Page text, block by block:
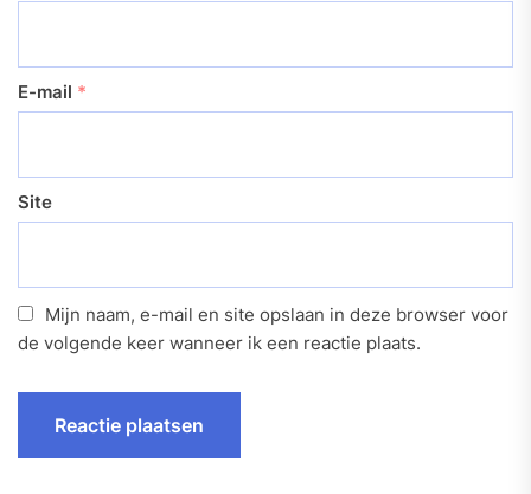
E-mail *
Site
Mijn naam, e-mail en site opslaan in deze browser voor
de volgende keer wanneer ik een reactie plaats.